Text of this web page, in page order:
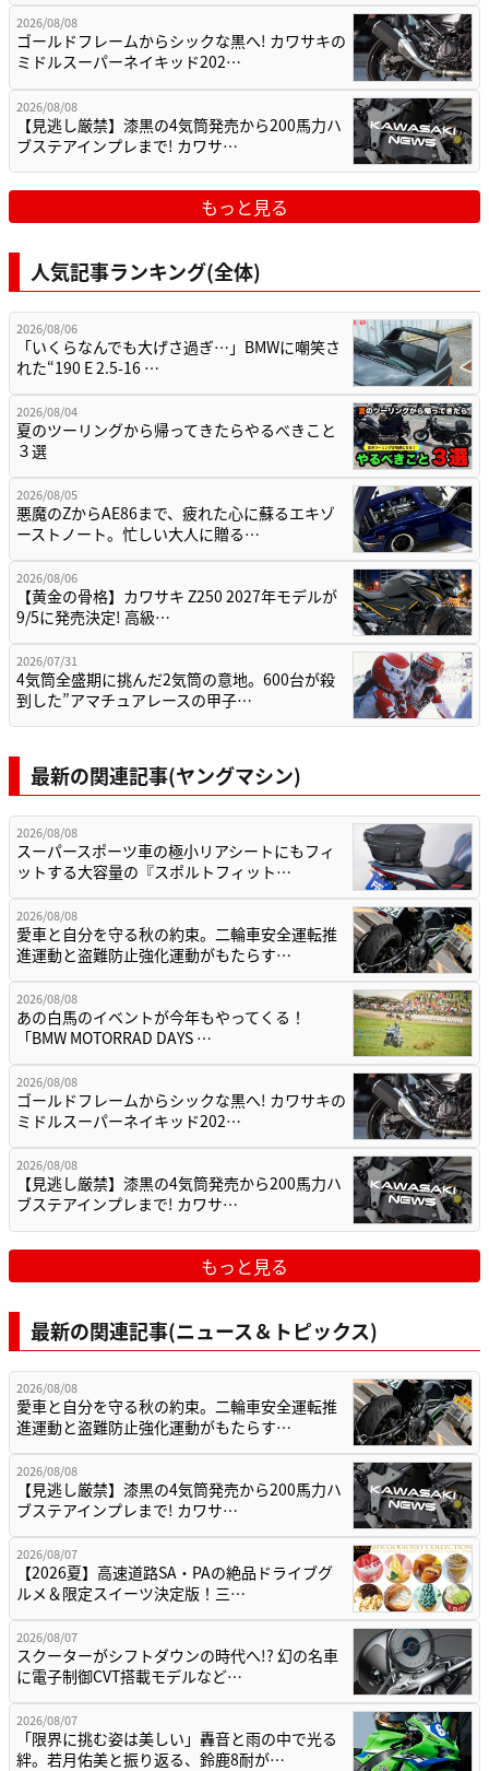
2026/08/08
ゴールドフレームからシックな黒へ! カワサキの
ミドルスーパーネイキッド202…
2026/08/08
【見逃し厳禁】漆黒の4気筒発売から200馬力ハ
ブステアインプレまで! カワサ…
もっと見る
人気記事ランキング(全体)
2026/08/06
「いくらなんでも大げさ過ぎ…」BMWに嘲笑さ
れた“190 E 2.5-16 …
2026/08/04
夏のツーリングから帰ってきたらやるべきこと
３選
2026/08/05
悪魔のZからAE86まで、疲れた心に蘇るエキゾ
ーストノート。忙しい大人に贈る…
2026/08/06
【黄金の骨格】カワサキ Z250 2027年モデルが
9/5に発売決定! 高級…
2026/07/31
4気筒全盛期に挑んだ2気筒の意地。600台が殺
到した”アマチュアレースの甲子…
最新の関連記事(ヤングマシン)
2026/08/08
スーパースポーツ車の極小リアシートにもフィ
ットする大容量の『スポルトフィット…
2026/08/08
愛車と自分を守る秋の約束。二輪車安全運転推
進運動と盗難防止強化運動がもたらす…
2026/08/08
あの白馬のイベントが今年もやってくる！
「BMW MOTORRAD DAYS …
2026/08/08
ゴールドフレームからシックな黒へ! カワサキの
ミドルスーパーネイキッド202…
2026/08/08
【見逃し厳禁】漆黒の4気筒発売から200馬力ハ
ブステアインプレまで! カワサ…
もっと見る
最新の関連記事(ニュース＆トピックス)
2026/08/08
愛車と自分を守る秋の約束。二輪車安全運転推
進運動と盗難防止強化運動がもたらす…
2026/08/08
【見逃し厳禁】漆黒の4気筒発売から200馬力ハ
ブステアインプレまで! カワサ…
2026/08/07
【2026夏】高速道路SA・PAの絶品ドライブグ
ルメ＆限定スイーツ決定版！三…
2026/08/07
スクーターがシフトダウンの時代へ!? 幻の名車
に電子制御CVT搭載モデルなど…
2026/08/07
「限界に挑む姿は美しい」轟音と雨の中で光る
絆。若月佑美と振り返る、鈴鹿8耐が…